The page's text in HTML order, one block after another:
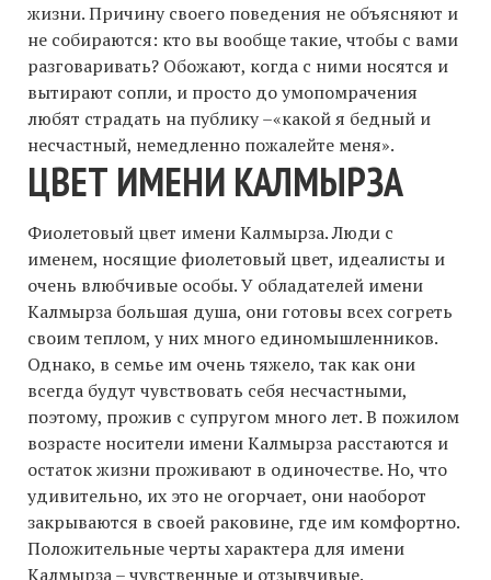
жизни. Причину своего поведения не объясняют и
не собираются: кто вы вообще такие, чтобы с вами
разговаривать? Обожают, когда с ними носятся и
вытирают сопли, и просто до умопомрачения
любят страдать на публику –«какой я бедный и
несчастный, немедленно пожалейте меня».
ЦВЕТ ИМЕНИ КАЛМЫРЗА
Фиолетовый цвет имени Калмырза. Люди с
именем, носящие фиолетовый цвет, идеалисты и
очень влюбчивые особы. У обладателей имени
Калмырза большая душа, они готовы всех согреть
своим теплом, у них много единомышленников.
Однако, в семье им очень тяжело, так как они
всегда будут чувствовать себя несчастными,
поэтому, прожив с супругом много лет. В пожилом
возрасте носители имени Калмырза расстаются и
остаток жизни проживают в одиночестве. Но, что
удивительно, их это не огорчает, они наоборот
закрываются в своей раковине, где им комфортно.
Положительные черты характера для имени
Калмырза – чувственные и отзывчивые.